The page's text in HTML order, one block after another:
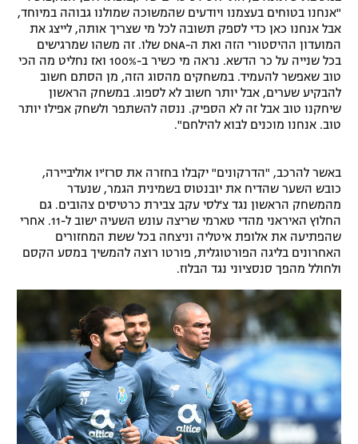
מדיניות פרטיות
תקנון פעילות ספורט 1
רשיון להקרנה פומבית לבית עסק
לוח דרושים – ג'ובנט
תגיות
המגזין
גיימינג E-Sports
"אנחנו בטוחים בעצמנו ויודעים שהמשוכה שמולנו גבוהה במיוחד,
אבל אנחנו כאן כדי לספק תשובה לכל מי שצריך אותה, לייצג את
המועדון ההיסטורי הזה ואת ה-DNA שלו. זה משהו שמרגישים
בכל שנייה על כר הדשא. נראה מי כשיר ב-100% ואז נחליט מה הכי
טוב שאפשר להעמיד. במשחקים מהסוג הזה, מן הסתם חשוב
להבקיע שערים, אבל יותר חשוב לא לספוג. במשחק הראשון
שיחקנו טוב אבל זה לא הספיק. ננסה להשתפר ולשחק אפילו יותר
טוב. אנחנו מוכנים לבוא להילחם".
באשר להרכב, "הדרקונים" יקבלו בחזרה את סרז'יו אוליביירה,
כובש השער שהדיח את יובנטוס בשמינית הגמר, שנעדר
מהמשחק הראשון נגד צ'לסי עקב צבירת כרטיסים צהובים. גם
החלוץ האיראני מהדי טארמי שריצה עונש השעיה ישוב ל-11. אחרי
שהפתיעה את אלופת איטליה וניצחה בכל ששת המחזורים
האחרונים בליגה הפורטוגלית, פורטו רוצה להמשיך במסע הקסם
ולחולל מהפך סנסציוני נגד הבלוז.